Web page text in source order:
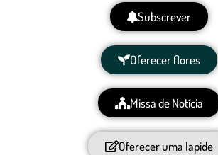
Subscrever
Oferecer flores
Missa de Notícia
Oferecer uma lapide